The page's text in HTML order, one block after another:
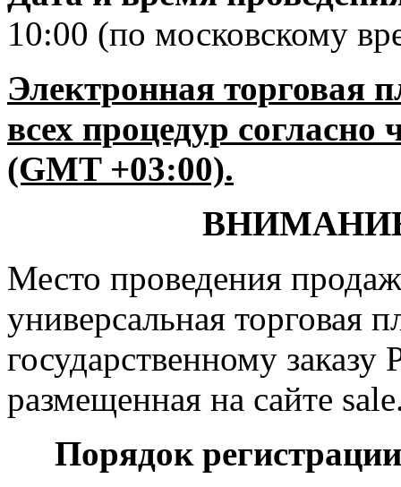
10:00 (по московскому
Электронная торговая
всех процедур
(GMT +03:00).
Место проведения
универсальная торговая
государственному заказу
размещенная на сайте
Порядок